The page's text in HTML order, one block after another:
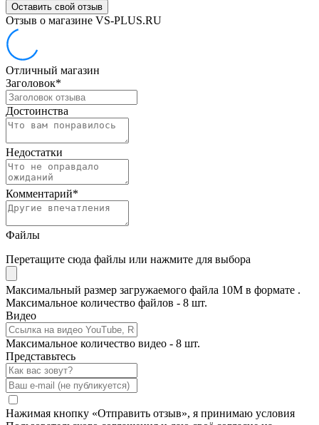
Оставить свой отзыв
Отзыв о магазине VS-PLUS.RU
Отличный магазин
Заголовок*
Достоинства
Недостатки
Комментарий*
Файлы
Перетащите сюда файлы или нажмите для выбора
Максимальный размер загружаемого файла 10M в формате .
Максимальное количество файлов - 8 шт.
Видео
Максимальное количество видео - 8 шт.
Представьтесь
Нажимая кнопку «Отправить отзыв», я принимаю условия